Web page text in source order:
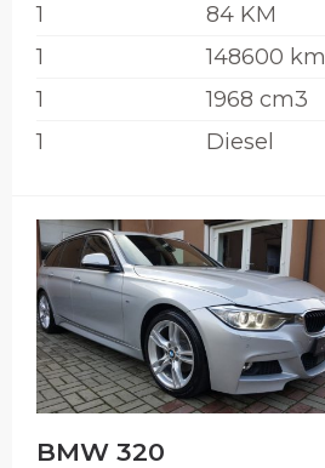
1
84 KM
1
148600 km
1
1968 cm3
1
Diesel
BMW 320